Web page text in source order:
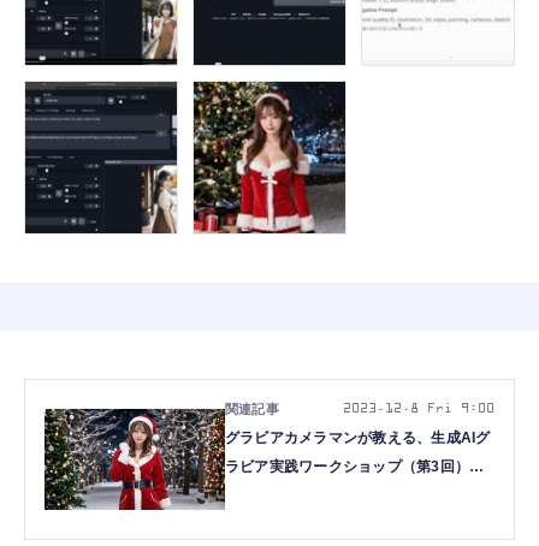
グラビアカメラマンが教える、生成AIグ
ラビア実践ワークショップ（第3回）参
2023.12.8 Fri 9:00